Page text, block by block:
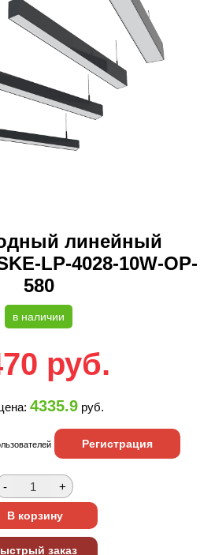
линейный
LP-4028-10W-OP-
580
в наличии
руб.
4335.9руб.
Регистрация